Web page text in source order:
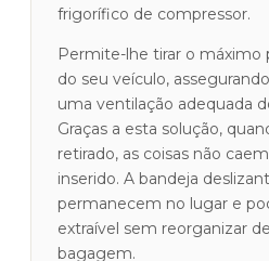
40,50cm
frigorífico de compressor.
Permite-lhe tirar o máximo
do seu veículo,
uma ventilação adequada
Graças a esta solução,
retirado, as coisas não
inserido. A bandeja
permanecem no lugar e
extraível sem reorganizar
bagagem.